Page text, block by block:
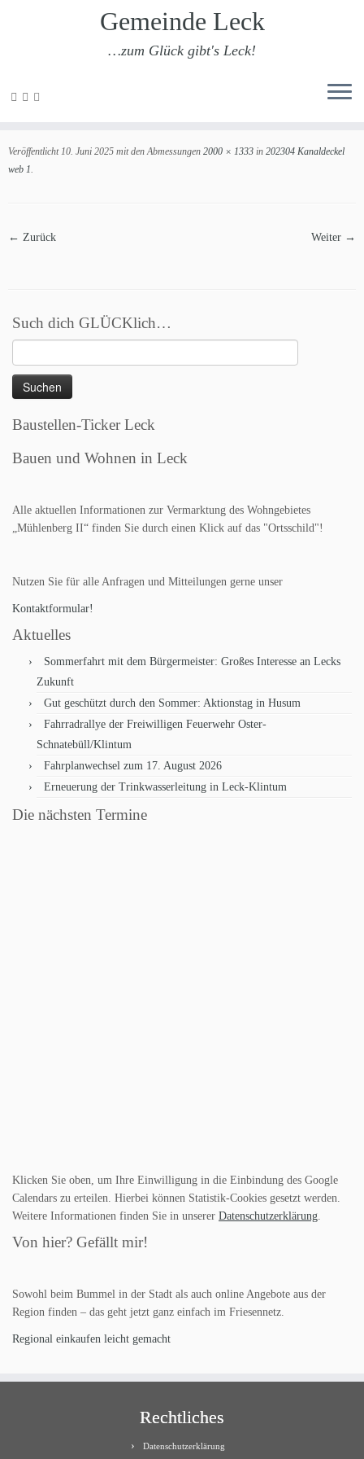
Zum
Gemeinde Leck
…zum Glück gibt's Leck!
Veröffentlicht 10. Juni 2025 mit den Abmessungen 2000 × 1333 in 202304 Kanaldeckel
web 1.
← Zurück Weiter →
Such dich GLÜCKlich…
nach:
Baustellen-Ticker Leck
Bauen und Wohnen in Leck
Alle aktuellen Informationen zur Vermarktung des Wohngebietes
„Mühlenberg II“ finden Sie durch einen Klick auf das "Ortsschild"!
Nutzen Sie für alle Anfragen und Mitteilungen gerne unser
Kontaktformular!
Aktuelles
Sommerfahrt mit dem Bürgermeister: Großes Interesse an Lecks
Zukunft
Gut geschützt durch den Sommer: Aktionstag in Husum
Fahrradrallye der Freiwilligen Feuerwehr Oster-
Schnatebüll/Klintum
Fahrplanwechsel zum 17. August 2026
Erneuerung der Trinkwasserleitung in Leck-Klintum
Die nächsten Termine
Klicken Sie oben, um Ihre Einwilligung in die Einbindung des Google
Calendars zu erteilen. Hierbei können Statistik-Cookies gesetzt werden.
Weitere Informationen finden Sie in unserer Datenschutzerklärung.
Von hier? Gefällt mir!
Sowohl beim Bummel in der Stadt als auch online Angebote aus der
Region finden – das geht jetzt ganz einfach im Friesennetz.
Regional einkaufen leicht gemacht
Rechtliches
Datenschutzerklärung